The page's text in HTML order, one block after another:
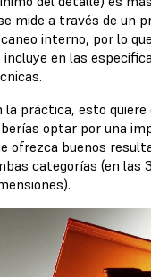
mide a través de un
interno, por lo
incluye en las
la práctica, esto quiere
optar por una
ofrezca buenos
categorías (en las 3